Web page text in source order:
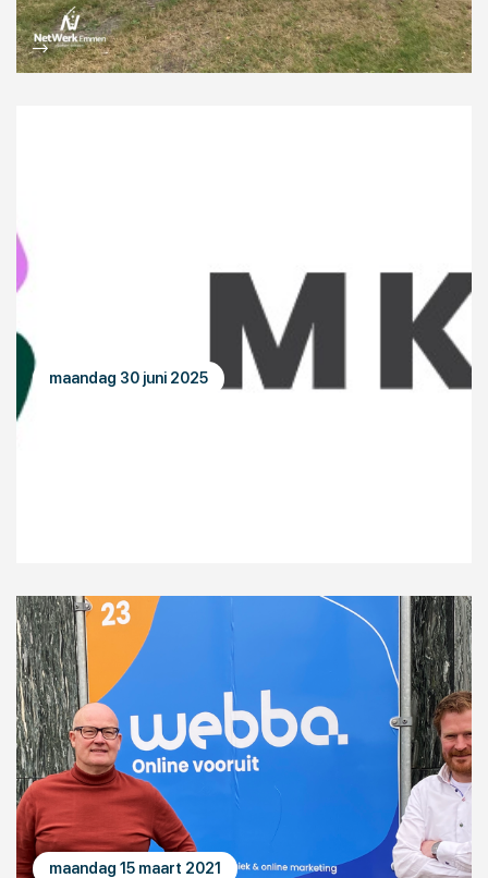
maandag 30 juni 2025
maandag 15 maart 2021